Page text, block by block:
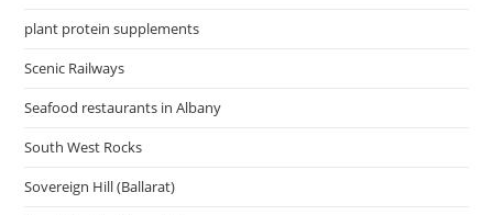
plant protein supplements
Scenic Railways
Seafood restaurants in Albany
South West Rocks
Sovereign Hill (Ballarat)